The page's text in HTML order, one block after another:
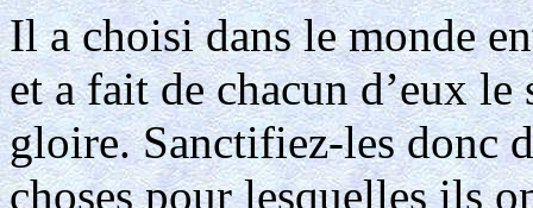
Il a choisi dans le monde
et a fait de chacun d’eux
gloire. Sanctifiez-les donc
choses pour lesquelles ils